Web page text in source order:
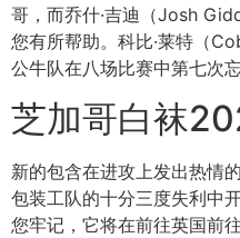
哥，而乔什·吉迪（Josh
您有所帮助。科比·莱特（
公牛队在八场比赛中第七次忘
芝加哥白袜
新的包含在进攻上发出热情
包装工队的十分三度失利中
您牢记，它将在前往英国前